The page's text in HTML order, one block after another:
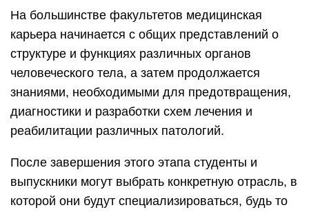
На большинстве факультетов медицинская
карьера начинается с общих представлений о
структуре и функциях различных органов
человеческого тела, а затем продолжается
знаниями, необходимыми для предотвращения,
диагностики и разработки схем лечения и
реабилитации различных патологий.
После завершения этого этапа студенты и
выпускники могут выбрать конкретную отрасль, в
которой они будут специализироваться, будь то